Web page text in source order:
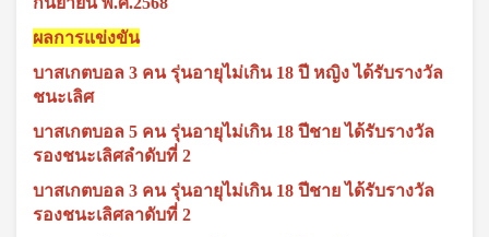
ผลการแข่งขัน
บาสเกตบอล 3 คน รุ่นอายุไม่เกิน 18 ปี หญิง ได้รับรางวัล
ชนะเลิศ
บาสเกตบอล 5 คน รุ่นอายุไม่เกิน 18 ปีชาย ได้รับรางวัล
รองชนะเลิศลำดับที่ 2
บาสเกตบอล 3 คน รุ่นอายุไม่เกิน 18 ปีชาย ได้รับรางวัล
รองชนะเลิศลาดับที่ 2